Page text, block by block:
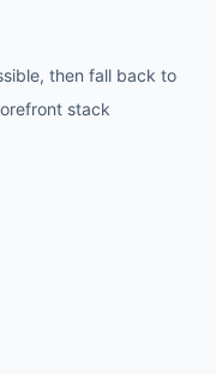
then fall back to
stack